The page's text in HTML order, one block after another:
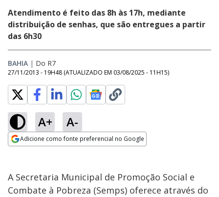
Atendimento é feito das 8h às 17h, mediante
distribuição de senhas, que são entregues a partir
das 6h30
BAHIA | Do R7
27/11/2013 - 19H48 (ATUALIZADO EM 03/08/2025 - 11H15)
A+ A-
Adicione como fonte preferencial no Google
A Secretaria Municipal de Promoção Social e
Combate à Pobreza (Semps) oferece através do